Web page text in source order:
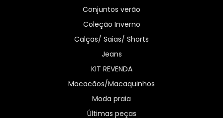
Conjuntos verão
Coleção Inverno
Calças/ Saias/ Shorts
Jeans
KIT REVENDA
Macacãos/Macaquinhos
Moda praia
Últimas peças